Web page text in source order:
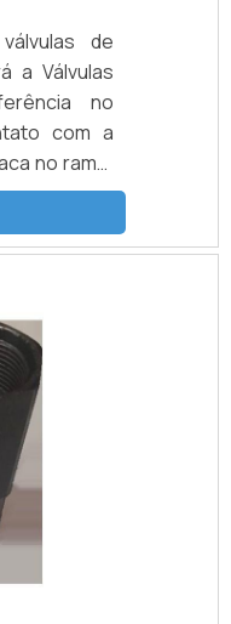
de
a Válvulas
no
com a
no ramo,
completo
sobre o
quer
direcional
pela